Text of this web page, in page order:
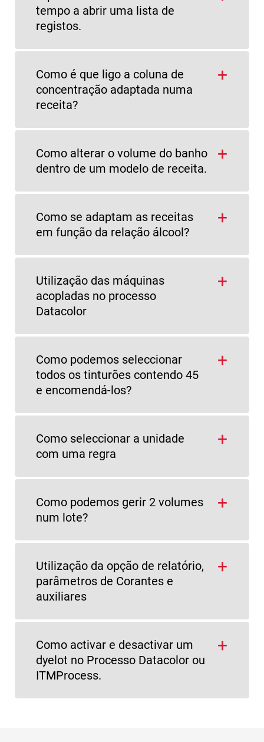
tempo a abrir uma lista de
registos.
Como é que ligo a coluna de
concentração adaptada numa
receita?
Como alterar o volume do banho
dentro de um modelo de receita.
Como se adaptam as receitas
em função da relação álcool?
Utilização das máquinas
acopladas no processo
Datacolor
Como podemos seleccionar
todos os tinturões contendo 45
e encomendá-los?
Como seleccionar a unidade
com uma regra
Como podemos gerir 2 volumes
num lote?
Utilização da opção de relatório,
parâmetros de Corantes e
auxiliares
Como activar e desactivar um
dyelot no Processo Datacolor ou
ITMProcess.